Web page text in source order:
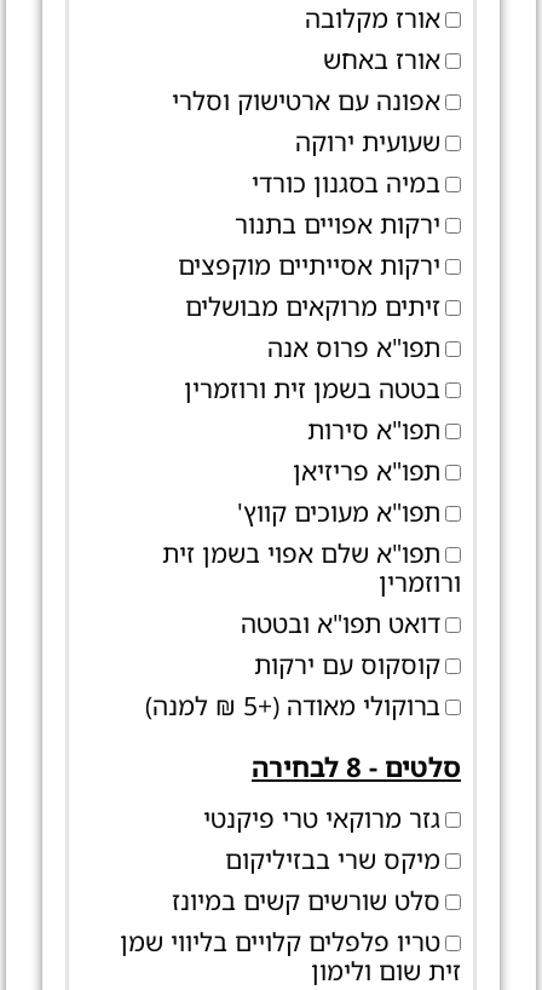
אורז מקלובה
אורז באחש
אפונה עם ארטישוק וסלרי
שעועית ירוקה
במיה בסגנון כורדי
ירקות אפויים בתנור
ירקות אסייתיים מוקפצים
זיתים מרוקאים מבושלים
תפו"א פרוס אנה
בטטה בשמן זית ורוזמרין
תפו"א סירות
תפו"א פריזיאן
תפו"א מעוכים קווץ'
תפו"א שלם אפוי בשמן זית
ורוזמרין
דואט תפו"א ובטטה
קוסקוס עם ירקות
ברוקולי מאודה (+5 ₪ למנה)
סלטים - 8 לבחירה
גזר מרוקאי טרי פיקנטי
מיקס שרי בבזיליקום
סלט שורשים קשים במיונז
טריו פלפלים קלויים בליווי שמן
זית שום ולימון